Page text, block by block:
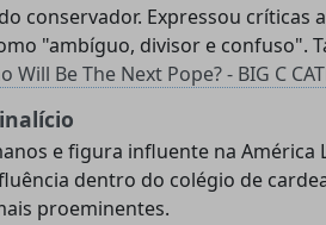
conservador. Expressou críticas
"ambíguo, divisor e confuso".
Will Be The Next Pope? - BIG C
e figura influente na América
dentro do colégio de
proeminentes.